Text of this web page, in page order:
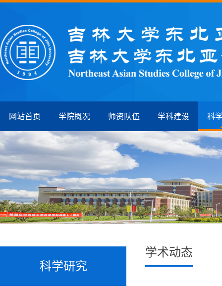
网站首页 学院概况 师资队伍 学科建设 科
科学研究
学术动态